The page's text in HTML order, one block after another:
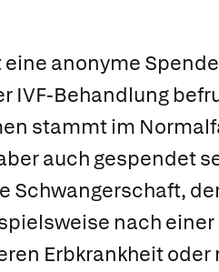
anonyme
IVF-Behandlung
stammt im
auch gespendet
Schwangerschaft,
nach
Erbkrankheit